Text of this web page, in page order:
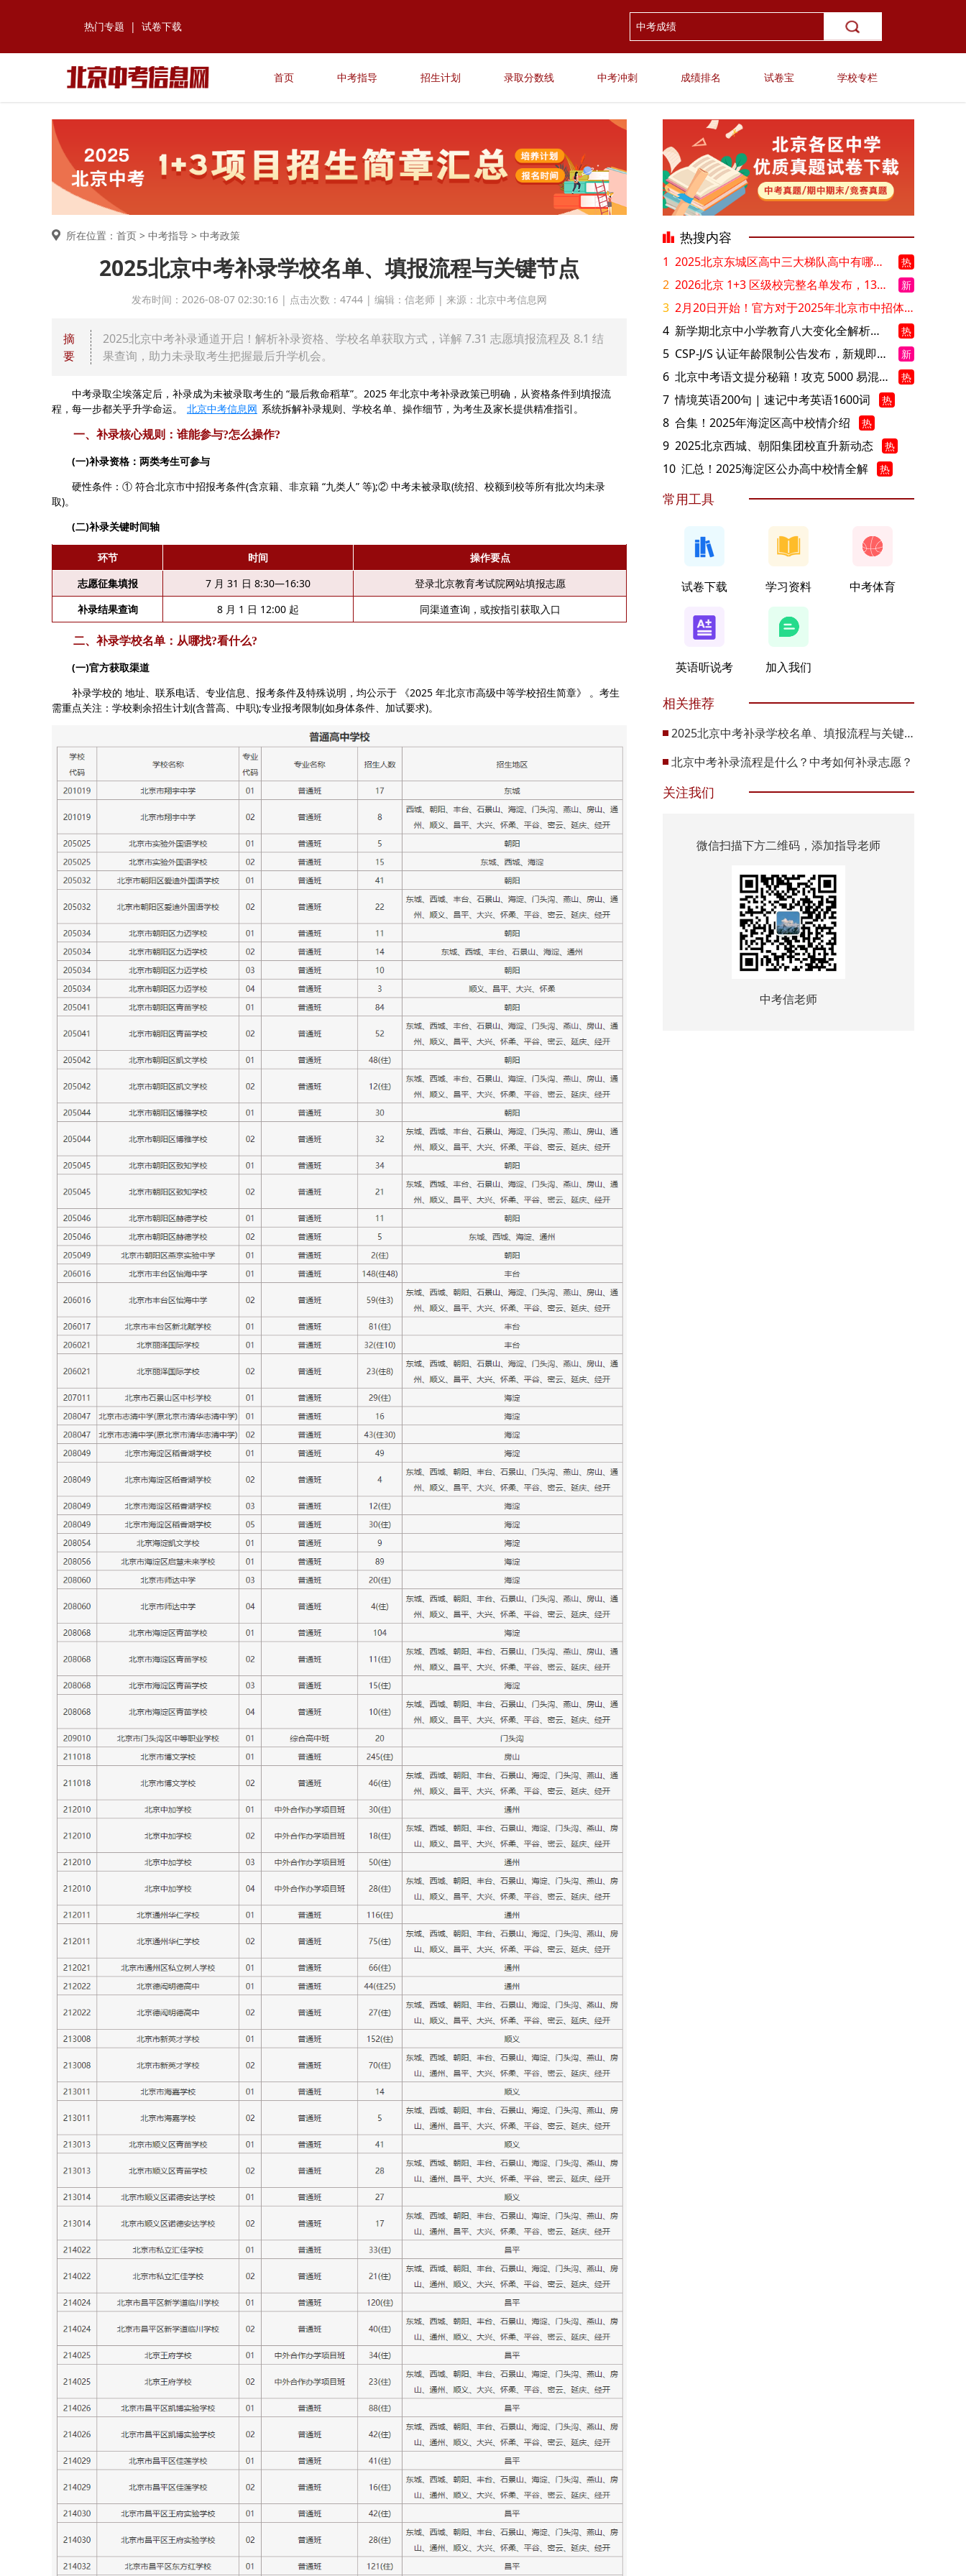
热门专题 | 试卷下载
首页 中考指导 招生计划 录取分数线 中考冲刺 成绩排名 试卷宝 学校专栏
所在位置：首页 > 中考指导 > 中考政策
2025北京中考补录学校名单、填报流程与关键节点
发布时间：2026-08-07 02:30:16 | 点击次数：4744 | 编辑：信老师 | 来源：北京中考信息网
摘
要
2025北京中考补录通道开启！解析补录资格、学校名单获取方式，详解 7.31 志愿填报流程及 8.1 结
果查询，助力未录取考生把握最后升学机会。
中考录取尘埃落定后，补录成为未被录取考生的 “最后救命稻草”。2025 年北京中考补录政策已明确，从资格条件到填报流
程，每一步都关乎升学命运。
北京中考信息网 系统拆解补录规则、学校名单、操作细节，为考生及家长提供精准指引。
一、补录核心规则：谁能参与?怎么操作?
(一)补录资格：两类考生可参与
硬性条件：① 符合北京市中招报考条件(含京籍、非京籍 “九类人” 等);② 中考未被录取(统招、校额到校等所有批次均未录
取)。
(二)补录关键时间轴
环节 时间
操作要点
志愿征集填报
7 月 31 日 8:30—16:30
登录北京教育考试院网站填报志愿
补录结果查询
8 月 1 日 12:00 起 同渠道查询，或按指引获取入口
二、补录学校名单：从哪找?看什么?
(一)官方获取渠道
补录学校的 地址、联系电话、专业信息、报考条件及特殊说明，均公示于 《2025 年北京市高级中等学校招生简章》 。考生
需重点关注：学校剩余招生计划(含普高、中职);专业报考限制(如身体条件、加试要求)。
热搜内容
1 2025北京东城区高中三大梯队高中有哪些？录取分数线是多少？ 热
2 2026北京 1+3 区级校完整名单发布，13549 个名额该如何规划报考？ 新
3
2月20日开始！官方对于2025年北京市中招体检问题解答！
4
新学期北京中小学教育八大变化全解析：学位、政策、教学等方面迎新变革 热
5 CSP-J/S 认证年龄限制公告发布，新规即日起实施！ 新
6 北京中考语文提分秘籍！攻克 5000 易混易错字 热
7 情境英语200句 | 速记中考英语1600词 热
8 合集！2025年海淀区高中校情介绍 热
9 2025北京西城、朝阳集团校直升新动态 热
10 汇总！2025海淀区公办高中校情全解 热
常用工具
试卷下载 学习资料 中考体育
英语听说考 加入我们
相关推荐
2025北京中考补录学校名单、填报流程与关键节点
北京中考补录流程是什么？中考如何补录志愿？
关注我们
微信扫描下方二维码，添加指导老师
中考信老师